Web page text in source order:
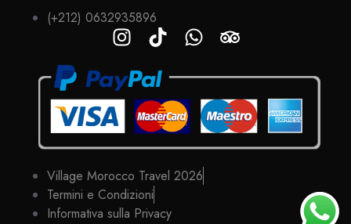
(+212) 0632935896
Village Morocco Travel 2026
Termini e Condizioni
Informativa sulla Privacy